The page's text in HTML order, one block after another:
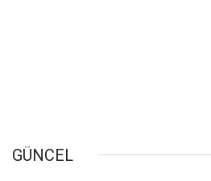
GÜNCEL